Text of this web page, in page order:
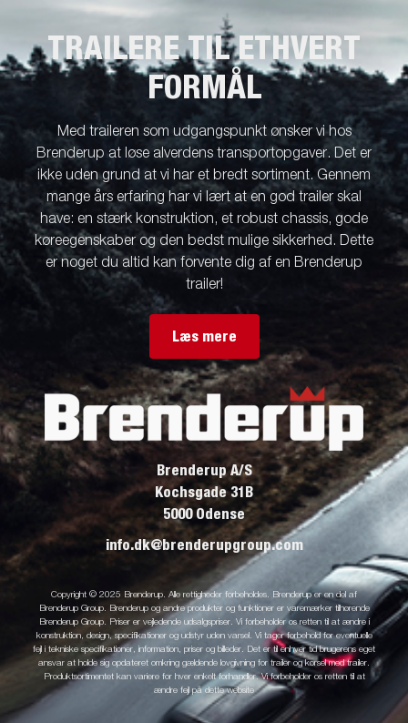
TRAILERE TIL ETHVERT
FORMÅL
Med traileren som udgangspunkt ønsker vi hos
Brenderup at løse alverdens transportopgaver. Det er
ikke uden grund at vi har et bredt sortiment. Gennem
mange års erfaring har vi lært at en god trailer skal
have: en stærk konstruktion, et robust chassis, gode
køreegenskaber og den bedst mulige sikkerhed. Dette
er noget du altid kan forvente dig af en Brenderup
trailer!
Læs mere
Brenderup A/S
Kochsgade 31B
5000 Odense
info.dk@brenderupgroup.com
Copyright © 2025 Brenderup. Alle rettigheder forbeholdes. Brenderup er en del af
Brenderup Group. Brenderup og andre produkter og funktioner er varemærker tilhørende
Brenderup Group. Priser er vejledende udsalgspriser. Vi forbeholder os retten til at ændre i
konstruktion, design, specifikationer og udstyr uden varsel. Vi tager forbehold for eventuelle
fejl i tekniske specifikationer, information, priser og billeder. Det er til enhver tid brugerens eget
ansvar at holde sig opdateret omkring gældende lovgivning for trailer og kørsel med trailer.
Produktsortimentet kan variere for hver enkelt forhandler. Vi forbeholder os retten til at
ændre fejl på dette website